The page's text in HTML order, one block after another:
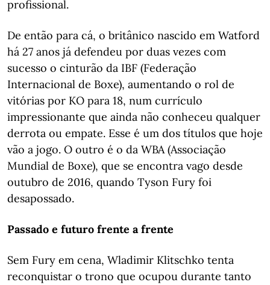
profissional.
De então para cá, o britânico nascido em Watford
há 27 anos já defendeu por duas vezes com
sucesso o cinturão da IBF (Federação
Internacional de Boxe), aumentando o rol de
vitórias por KO para 18, num currículo
impressionante que ainda não conheceu qualquer
derrota ou empate. Esse é um dos títulos que hoje
vão a jogo. O outro é o da WBA (Associação
Mundial de Boxe), que se encontra vago desde
outubro de 2016, quando Tyson Fury foi
desapossado.
Passado e futuro frente a frente
Sem Fury em cena, Wladimir Klitschko tenta
reconquistar o trono que ocupou durante tanto